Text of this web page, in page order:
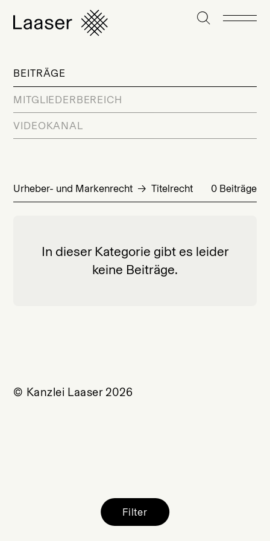
BEITRÄGE
MITGLIEDERBEREICH
VIDEOKANAL
Urheber- und Markenrecht Titelrecht 0 Beiträge
In dieser Kategorie gibt es leider
keine Beiträge.
Filter
© Kanzlei Laaser 2026